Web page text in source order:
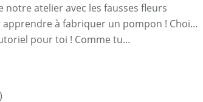
notre atelier avec les fausses fleurs
à fabriquer un pompon ! Choi...
pour toi ! Comme tu...
)